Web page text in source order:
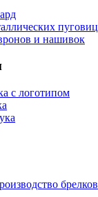
пуговиц
и нашивок
с логотипом
брелков